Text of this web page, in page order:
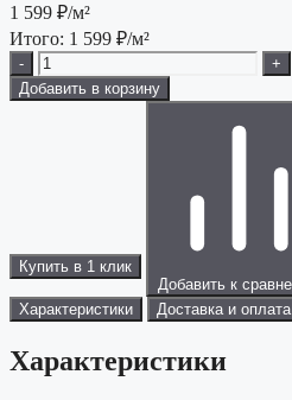
1 599 ₽/м²
Итого: 1 599 ₽/м²
-
+
Добавить в корзину
Купить в 1 клик
Добавить к
Характеристики
Доставка и оплата
Характеристики